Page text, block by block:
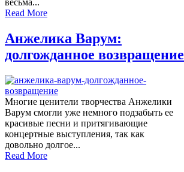
Read More
Анжелика Варум:
долгожданное возвращение
Многие ценители творчества Анжелики
Варум смогли уже немного подзабыть ее
красивые песни и притягивающие
концертные выступления, так как
довольно долгое...
Read More